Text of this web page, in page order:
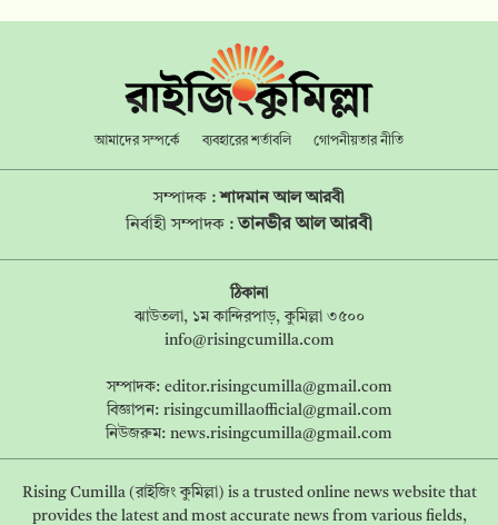
আমাদের সম্পর্কে ব্যবহারের শর্তাবলি গোপনীয়তার নীতি
সম্পাদক :শাদমান আল আরবী
নির্বাহী সম্পাদক : তানভীর আল আরবী
ঠিকানা
ঝাউতলা, ১ম কান্দিরপাড়, কুমিল্লা ৩৫০০
info@risingcumilla.com
সম্পাদক: editor.risingcumilla@gmail.com
বিজ্ঞাপন: risingcumillaofficial@gmail.com
নিউজরুম: news.risingcumilla@gmail.com
Rising Cumilla (রাইজিং কুমিল্লা) is a trusted online news website that
provides the latest and most accurate news from various fields,